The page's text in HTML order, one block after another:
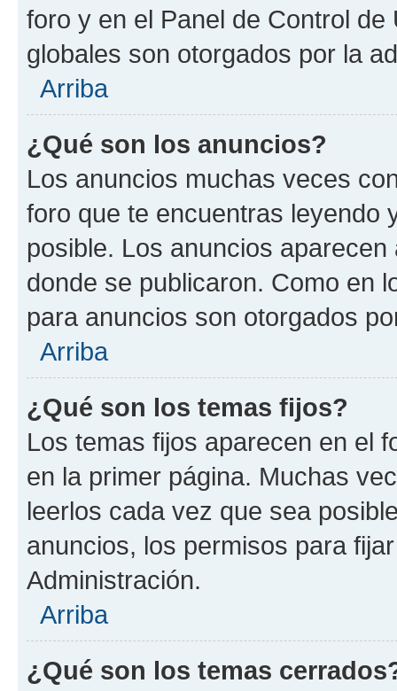
foro y en el Panel de Control
globales son otorgados por la
Arriba
¿Qué son los anuncios?
Los anuncios muchas veces
foro que te encuentras leyendo
posible. Los anuncios
donde se publicaron. Como en
para anuncios son otorgados
Arriba
¿Qué son los temas fijos?
Los temas fijos aparecen en el
en la primer página. Muchas
leerlos cada vez que sea
anuncios, los permisos para
Administración.
Arriba
¿Qué son los temas